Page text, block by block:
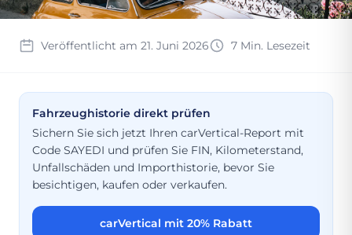
Veröffentlicht am 21. Juni 2026 7 Min. Lesezeit
Fahrzeughistorie direkt prüfen
Sichern Sie sich jetzt Ihren carVertical-Report mit
Code SAYEDI und prüfen Sie FIN, Kilometerstand,
Unfallschäden und Importhistorie, bevor Sie
besichtigen, kaufen oder verkaufen.
carVertical mit 20% Rabatt